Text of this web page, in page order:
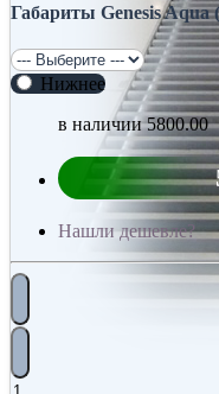
Габариты Genesis
Нижнее
в наличии5800.00
Нашли дешевле?